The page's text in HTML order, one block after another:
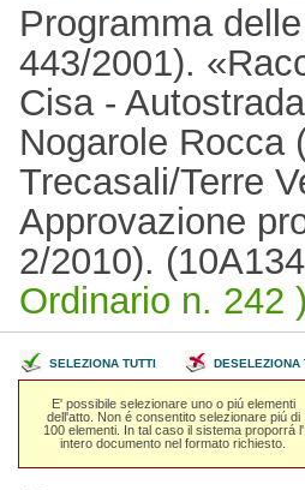
Programma
443/2001).
Cisa -
Nogarole Rocca
Trecasali/Terre
Approvazione
2/2010).
Ordinario n. 242 )
SELEZIONA TUTTI DESELEZIONA
E' possibile selezionare uno o piú elementi
dell'atto. Non é consentito selezionare piú di
100 elementi. In tal caso il sistema proporrá l'
intero documento nel formato richiesto.